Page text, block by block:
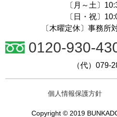
〔月～土〕
〔日・祝〕
〔木曜定休〕事務所
0120-930-
（代）079-
個人情報保護方針
Copyright © 2019